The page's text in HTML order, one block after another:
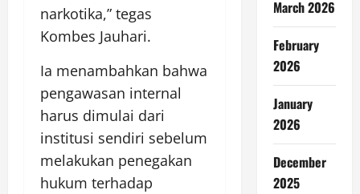
narkotika,” tegas
Kombes Jauhari.
Ia menambahkan bahwa
pengawasan internal
harus dimulai dari
institusi sendiri sebelum
melakukan penegakan
hukum terhadap
March 2026
February
2026
January
2026
December
2025